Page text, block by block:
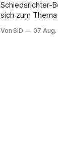
Schiedsrichter-
sich zum Thema
Von SID 07